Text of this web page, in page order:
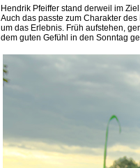
Hendrik Pfeiffer stand derweil im
Auch das passte zum Charakter
um das Erlebnis. Früh aufstehen,
dem guten Gefühl in den Sonntag